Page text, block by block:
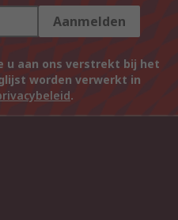
Aanmelden
u aan ons verstrekt bij het
worden verwerkt in
.